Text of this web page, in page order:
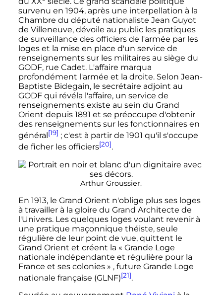
survenu en 1904, après une interpellation à la
Chambre du député nationaliste Jean Guyot
de Villeneuve, dévoile au public les pratiques
de surveillance des officiers de l'armée par les
loges et la mise en place d'un service de
renseignements sur les militaires au siège du
GODF, rue Cadet. L'affaire marqua
profondément l'armée et la droite. Selon Jean-
Baptiste Bidegain, le secrétaire adjoint au
GODF qui révéla l'affaire, un service de
renseignements existe au sein du Grand
Orient depuis 1891 et se préoccupe d'obtenir
des renseignements sur les fonctionnaires en
général [19] ; c'est à partir de 1901 qu'il s'occupe
de ficher les officiers[20].
Arthur Groussier.
En 1913, le Grand Orient n'oblige plus ses loges
à travailler à la gloire du Grand Architecte de
l'Univers. Les quelques loges voulant revenir à
une pratique maçonnique théiste, seule
régulière de leur point de vue, quittent le
Grand Orient et créent la « Grande Loge
nationale indépendante et régulière pour la
France et ses colonies » , future Grande Loge
nationale française (GLNF)[21].